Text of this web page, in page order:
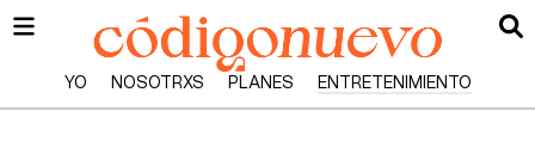
YO NOSOTRXS PLANES ENTRETENIMIENTO